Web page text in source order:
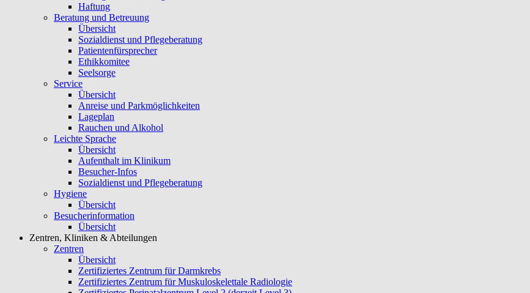
Haftung
Beratung und Betreuung
Übersicht
Sozialdienst und Pflegeberatung
Patientenfürsprecher
Ethikkomitee
Seelsorge
Service
Übersicht
Anreise und Parkmöglichkeiten
Lageplan
Rauchen und Alkohol
Leichte Sprache
Übersicht
Aufenthalt im Klinikum
Besucher-Infos
Sozialdienst und Pflegeberatung
Hygiene
Übersicht
Besucherinformation
Übersicht
Zentren, Kliniken & Abteilungen
Zentren
Übersicht
Zertifiziertes Zentrum für Darmkrebs
Zertifiziertes Zentrum für Muskuloskelettale Radiologie